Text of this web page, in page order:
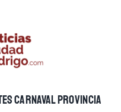
CARNAVALPROVINCIA